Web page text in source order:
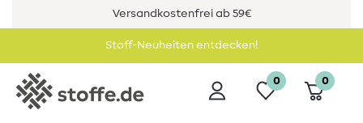
Versandkostenfrei ab 59€
Stoff-Neuheiten entdecken!
0 0